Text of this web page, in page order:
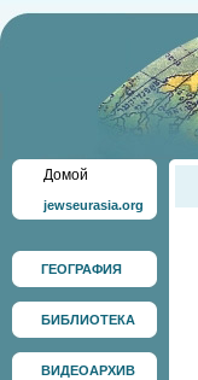
Домой
jewseurasia.org
ГЕОГРАФИЯ
БИБЛИОТЕКА
ВИДЕОАРХИВ